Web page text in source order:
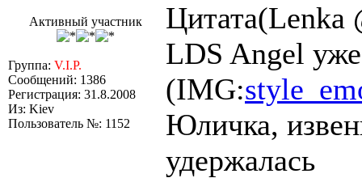
Активный участник
Группа: V.I.P.
Сообщений: 1386
Регистрация: 31.8.2008
Из: Kiev
Пользователь №: 1152
Цитата(Lenka
LDS Angel
(IMG:
Юличка,
удержалась